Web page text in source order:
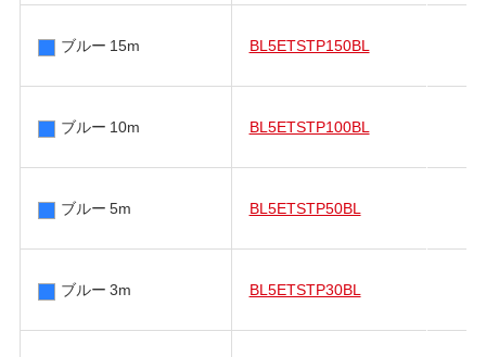
ブルー 15m BL5ETSTP150BL
ブルー 10m BL5ETSTP100BL
ブルー 5m BL5ETSTP50BL
ブルー 3m BL5ETSTP30BL